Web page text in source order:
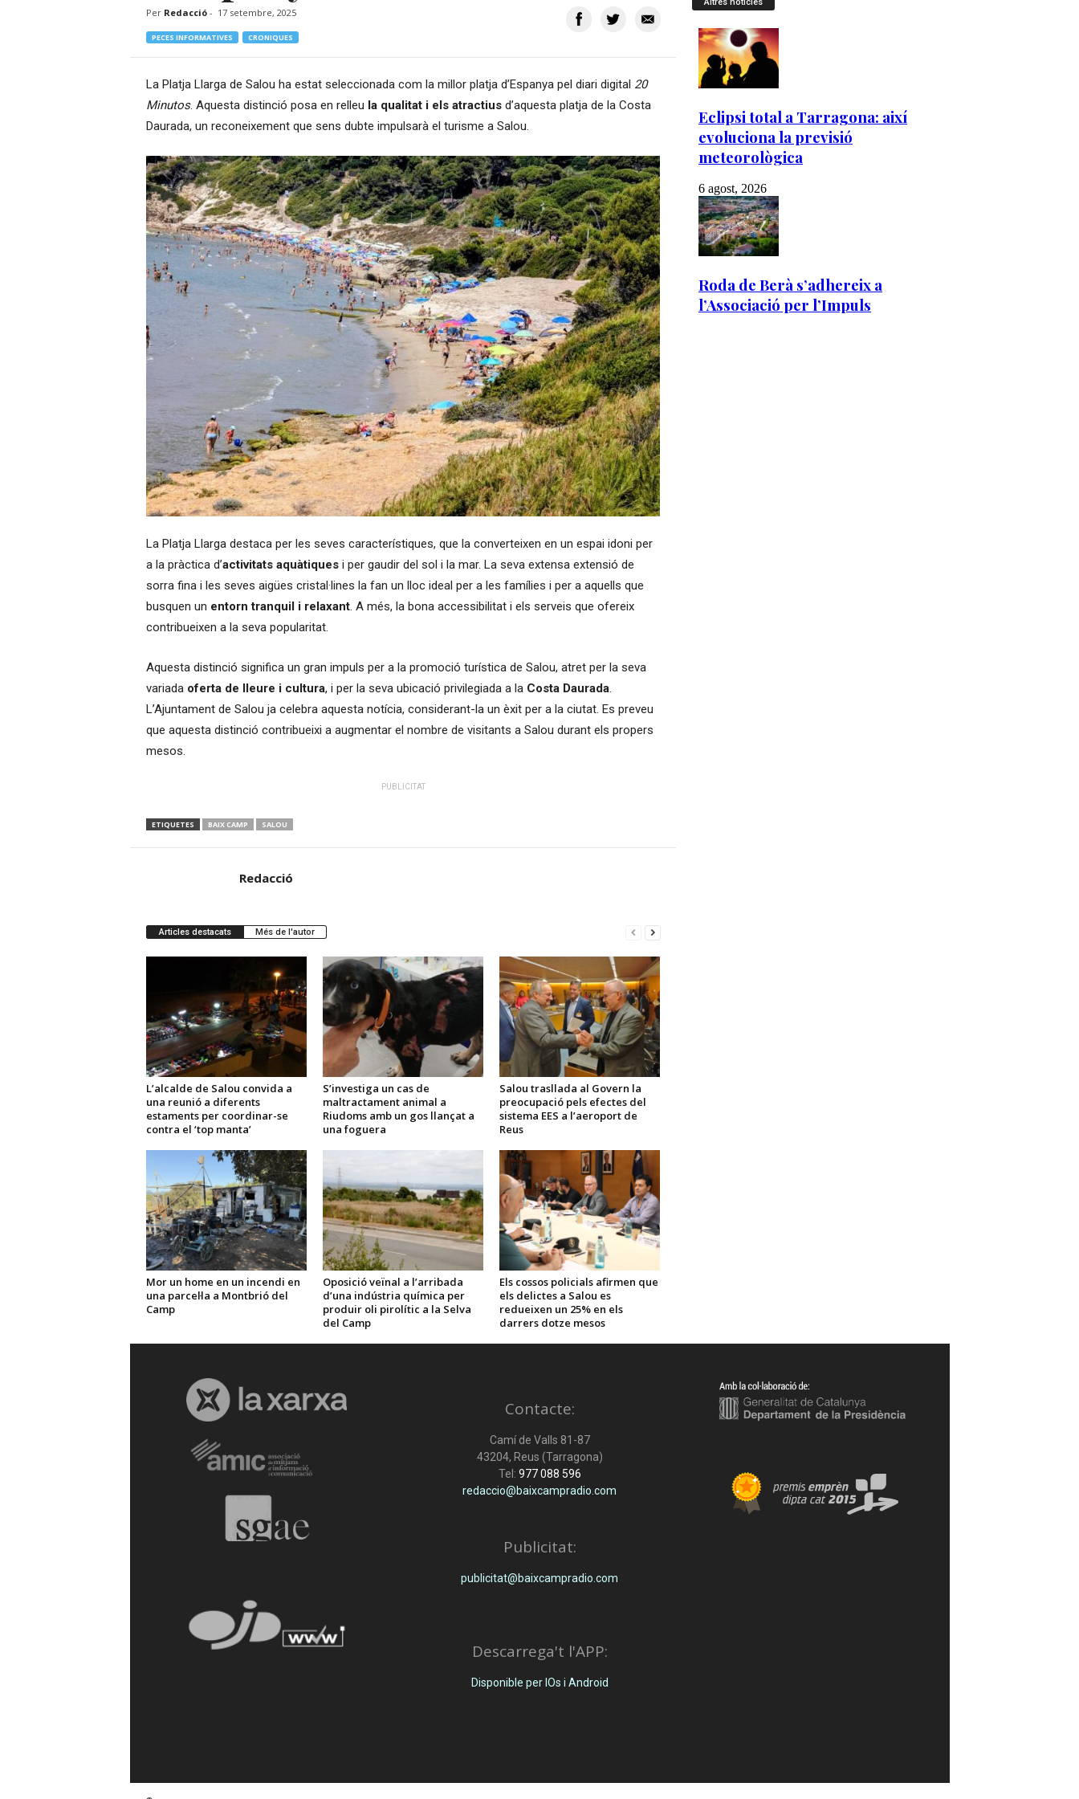
Per Redacció- 17 setembre, 2025
PECES INFORMATIVES CRONIQUES
La Platja Llarga de Salou ha estat seleccionada com la millor platja d’Espanya pel diari digital 20
Minutos. Aquesta distinció posa en relleu la qualitat i els atractiusd’aquesta platja de la Costa
Daurada, un reconeixement que sens dubte impulsarà el turisme a Salou.
La Platja Llarga destaca per les seves característiques, que la converteixen en un espai idoni per
a la pràctica d’activitats aquàtiquesi per gaudir del sol i la mar. La seva extensa extensió de
sorra fina i les seves aigües cristal·lines la fan un lloc ideal per a les famílies i per a aquells que
busquen un entorn tranquil i relaxant. A més, la bona accessibilitat i els serveis que ofereix
contribueixen a la seva popularitat.
Aquesta distinció significa un gran impuls per a la promoció turística de Salou, atret per la seva
variada oferta de lleure i cultura, i per la seva ubicació privilegiada a la Costa Daurada.
L’Ajuntament de Salou ja celebra aquesta notícia, considerant-la un èxit per a la ciutat. Es preveu
que aquesta distinció contribueixi a augmentar el nombre de visitants a Salou durant els propers
mesos.
PUBLICITAT
ETIQUETES BAIX CAMP SALOU
Redacció
Articles destacats Més de l'autor
L’alcalde de Salou convida a
una reunió a diferents
estaments per coordinar-se
contra el ‘top manta’
S’investiga un cas de
maltractament animal a
Riudoms amb un gos llançat a
una foguera
Salou trasllada al Govern la
preocupació pels efectes del
sistema EES a l’aeroport de
Reus
Mor un home en un incendi en
una parcel·la a Montbrió del
Camp
Oposició veïnal a l’arribada
d’una indústria química per
produir oli pirolític a la Selva
del Camp
Els cossos policials afirmen que
els delictes a Salou es
redueixen un 25% en els
darrers dotze mesos
Contacte:
Camí de Valls 81-87
43204, Reus (Tarragona)
Tel: 977 088 596
redaccio@baixcampradio.com
Publicitat:
publicitat@baixcampradio.com
Descarrega't l'APP:
Disponible per IOs i Android